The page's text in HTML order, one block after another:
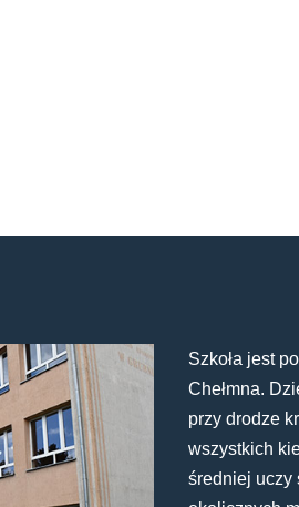
Szkoła jest
Chełmna.
przy drodze
wszystkich
średniej uczy